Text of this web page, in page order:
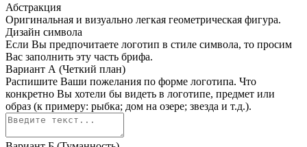
Абстракция
Оригинальная и визуально легкая геометрическая фигура.
Дизайн символа
Если Вы предпочитаете логотип в стиле символа, то просим
Вас заполнить эту часть брифа.
Вариант А (Четкий план)
Распишите Ваши пожелания по форме логотипа. Что
конкретно Вы хотели бы видеть в логотипе, предмет или
образ (к примеру: рыбка; дом на озере; звезда и т.д.).